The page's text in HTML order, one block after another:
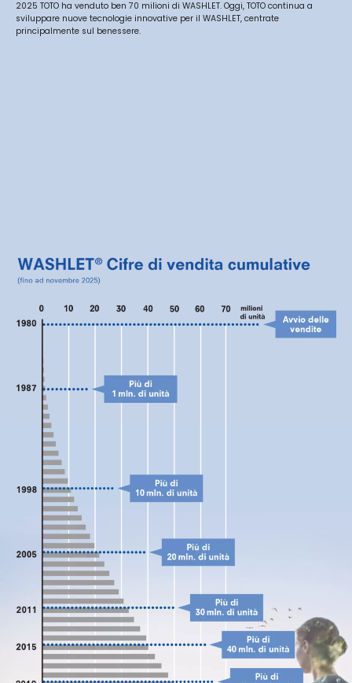
2025 TOTO ha venduto ben 70 milioni di WASHLET. Oggi, TOTO continua a
sviluppare nuove tecnologie innovative per il WASHLET, centrate
principalmente sul benessere.